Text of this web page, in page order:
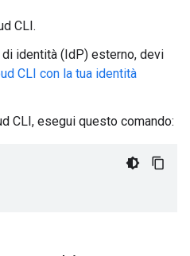
CLI.
identità (IdP) esterno, devi
CLI con la tua identità
CLI, esegui questo comando: